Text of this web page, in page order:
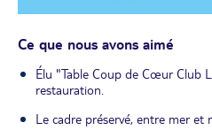
Ce que nous avons aimé
Élu "Table Coup de Cœur Club
restauration.
Le cadre préservé, entre mer et